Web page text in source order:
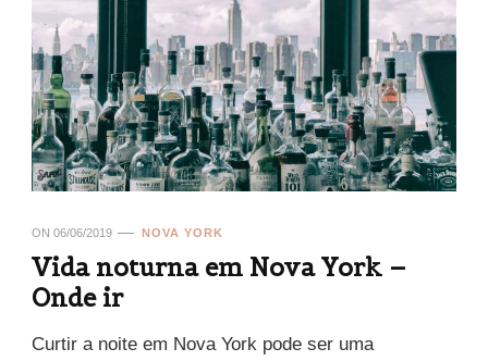
ON 06/06/2019 NOVA YORK
Vida noturna em Nova York –
Onde ir
Curtir a noite em Nova York pode ser uma